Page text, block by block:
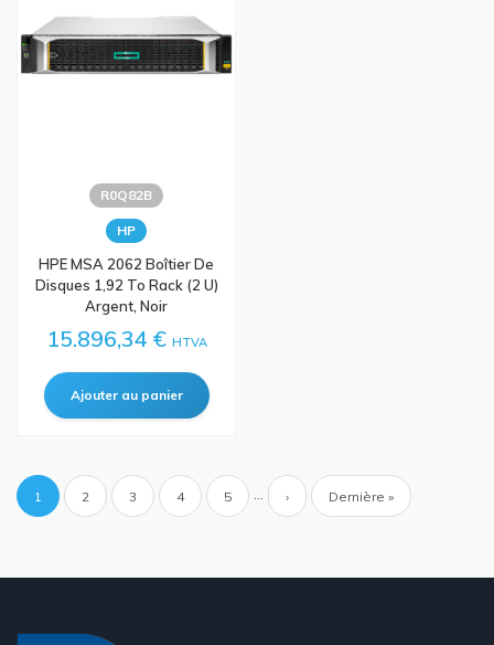
R0Q82B
HP
HPE MSA 2062 Boîtier De
Disques 1,92 To Rack (2 U)
Argent, Noir
15.896,34 € HTVA
Pagination
Page
1 Page
2 Page
3 Page
4 Page
5 … Page
› Dernière
Dernière »